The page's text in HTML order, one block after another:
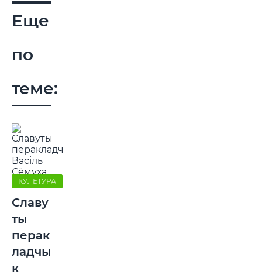
Еще
по
теме:
КУЛЬТУРА
Славу
ты
перак
ладчы
к